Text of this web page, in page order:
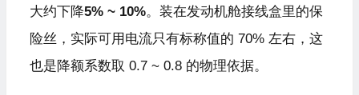
大约下降5% ~ 10%。装在发动机舱接线盒里的保
险丝，实际可用电流只有标称值的 70% 左右，这
也是降额系数取 0.7 ~ 0.8 的物理依据。